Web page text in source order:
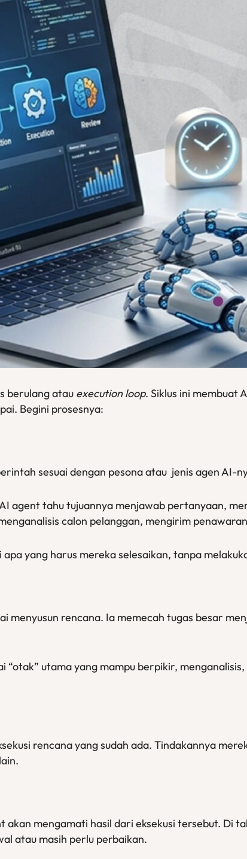
berulang atau execution loop. Siklus ini membuat
Begini prosesnya:
sesuai dengan pesona atau jenis agen AI-
agent tahu tujuannya menjawab pertanyaan,
calon pelanggan, mengirim
yang harus mereka selesaikan, tanpa
menyusun rencana. Ia memecah tugas besar
“otak” utama yang mampu berpikir,
rencana yang sudah ada. Tindakannya
akan mengamati hasil dari eksekusi tersebut. Di
atau masih perlu perbaikan.